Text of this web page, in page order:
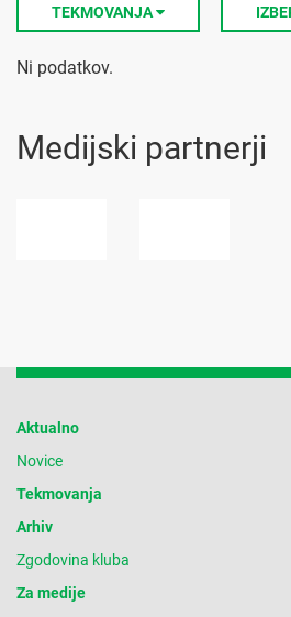
TEKMOVANJA
Ni podatkov.
Medijski partnerji
Aktualno
Novice
Tekmovanja
Arhiv
Zgodovina kluba
Za medije